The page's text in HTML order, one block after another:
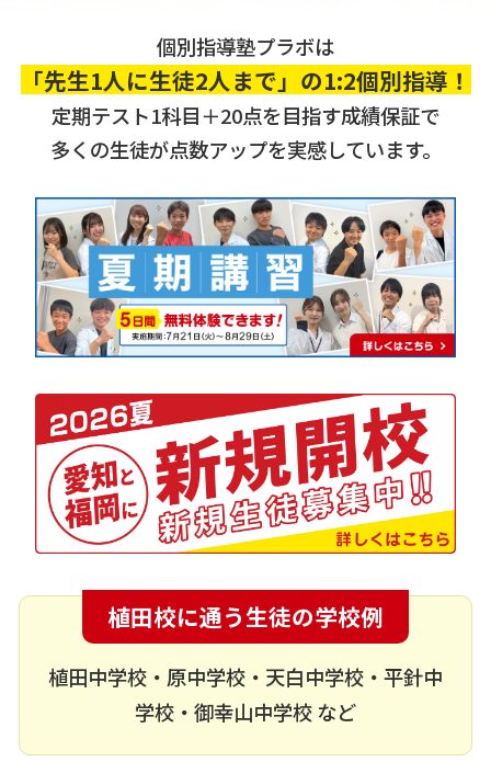
個別指導塾プラボは
「先生1人に生徒2人まで」の1:2個別指導！
定期テスト1科目＋20点を目指す成績保証で
多くの生徒が点数アップを実感しています。
植田校に通う生徒の学校例
植田中学校・原中学校・天白中学校・平針中
学校・御幸山中学校 など